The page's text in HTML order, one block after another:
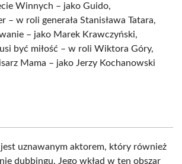
Winnych – jako Guido,
– w roli generała Stanisława Tatara,
– jako Marek Krawczyński,
być miłość – w roli Wiktora Góry,
Mama – jako Jerzy Kochanowski
jest uznawanym aktorem, który również
dubbingu. Jego wkład w ten obszar